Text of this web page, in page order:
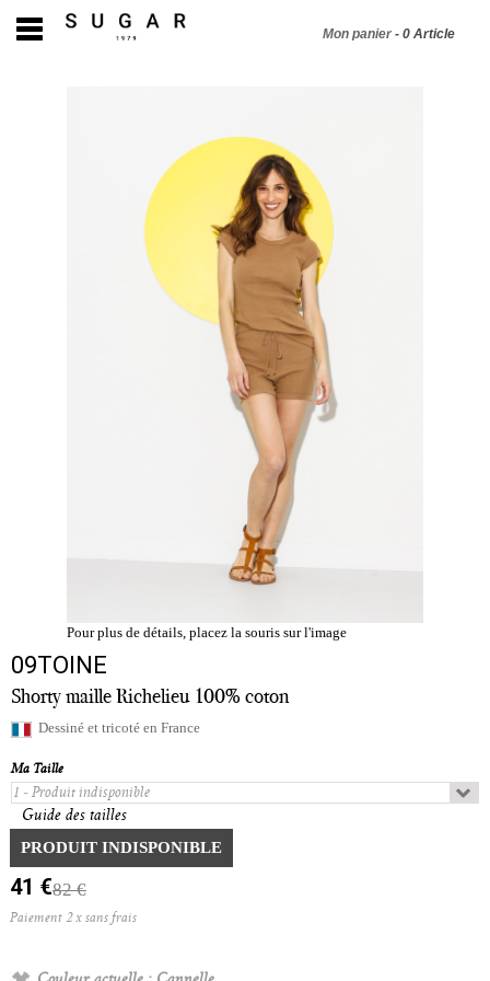
Mon panier - 0 Article
Pour plus de détails, placez la souris sur l'image
09TOINE
Shorty maille Richelieu 100% coton
Dessiné et tricoté en France
Ma Taille
Guide des tailles
Quantité :
PRODUIT INDISPONIBLE
41 €82 €
Paiement 2 x sans frais